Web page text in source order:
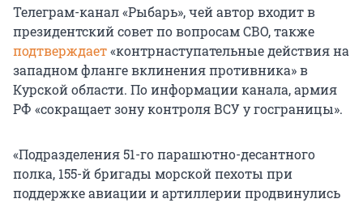
Телеграм-канал «Рыбарь», чей автор входит в
президентский совет по вопросам СВО, также
подтверждает«контрнаступательные действия на
западном фланге вклинения противника» в
Курской области. По информации канала, армия
РФ «сокращает зону контроля ВСУ у госграницы».
«Подразделения 51-го парашютно-десантного
полка, 155-й бригады морской пехоты при
поддержке авиации и артиллерии продвинулись